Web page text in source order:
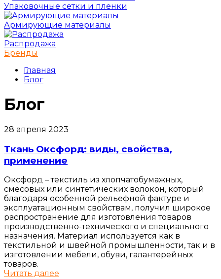
Упаковочные сетки и пленки
Армирующие материалы
Распродажа
Бренды
Главная
Блог
Блог
28 апреля 2023
Ткань Оксфорд: виды, свойства,
применение
Оксфорд – текстиль из хлопчатобумажных,
смесовых или синтетических волокон, который
благодаря особенной рельефной фактуре и
эксплуатационным свойствам, получил широкое
распространение для изготовления товаров
производственно-технического и специального
назначения. Материал используется как в
текстильной и швейной промышленности, так и в
изготовлении мебели, обуви, галантерейных
товаров.
Читать далее